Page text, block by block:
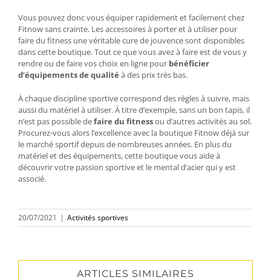
Vous pouvez donc vous équiper rapidement et facilement chez
Fitnow sans crainte. Les accessoires à porter et à utiliser pour
faire du fitness une véritable cure de jouvence sont disponibles
dans cette boutique. Tout ce que vous avez à faire est de vous y
rendre ou de faire vos choix en ligne pour bénéficier
d’équipements de qualité à des prix très bas.
À chaque discipline sportive correspond des règles à suivre, mais
aussi du matériel à utiliser. À titre d’exemple, sans un bon tapis, il
n’est pas possible defaire du fitnessou d’autres activités au sol.
Procurez-vous alors l’excellence avec la boutique Fitnow déjà sur
le marché sportif depuis de nombreuses années. En plus du
matériel et des équipements, cette boutique vous aide à
découvrir votre passion sportive et le mental d’acier qui y est
associé.
20/07/2021 | Activités sportives
ARTICLES SIMILAIRES